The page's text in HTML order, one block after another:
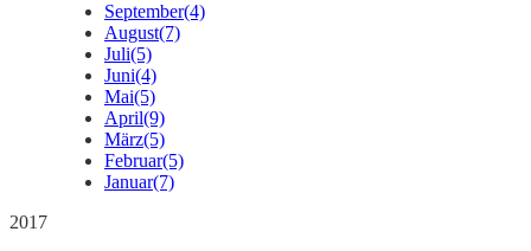
September(4)
August(7)
Juli(5)
Juni(4)
Mai(5)
April(9)
März(5)
Februar(5)
Januar(7)
2017